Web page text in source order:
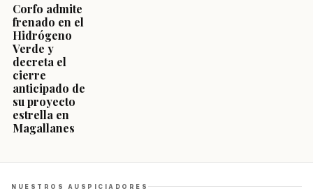
Corfo admite
frenado en el
Hidrógeno
Verde y
decreta el
cierre
anticipado de
su proyecto
estrella en
Magallanes
NUESTROS AUSPICIADORES